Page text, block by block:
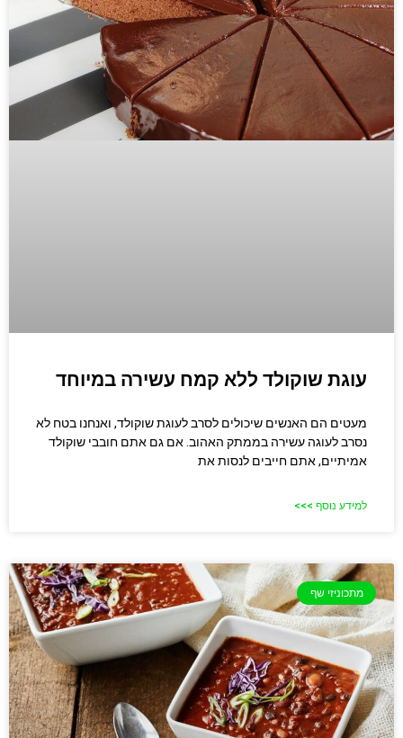
עוגת שוקולד ללא קמח עשירה במיוחד
מעטים הם האנשים שיכולים לסרב לעוגת שוקולד, ואנחנו בטח לא
נסרב לעוגה עשירה בממתק האהוב. אם גם אתם חובבי שוקולד
אמיתיים, אתם חייבים לנסות את
למידע נוסף >>>
מתכוניזי שף